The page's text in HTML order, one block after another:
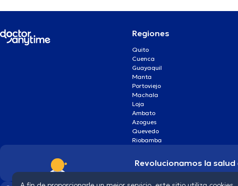
Regiones
Quito
Cuenca
Guayaquil
Manta
Portoviejo
Machala
Loja
Ambato
Azogues
Quevedo
Riobamba
Revolucionamos la